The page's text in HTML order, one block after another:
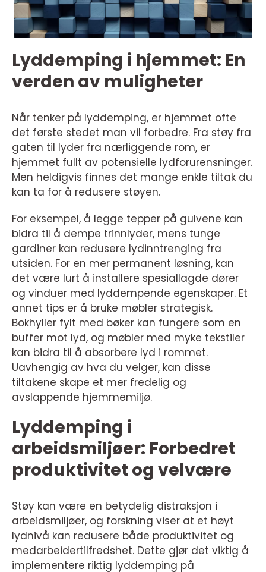
Lyddemping i hjemmet: En
verden av muligheter
Når tenker på lyddemping, er hjemmet ofte
det første stedet man vil forbedre. Fra støy fra
gaten til lyder fra nærliggende rom, er
hjemmet fullt av potensielle lydforurensninger.
Men heldigvis finnes det mange enkle tiltak du
kan ta for å redusere støyen.
For eksempel, å legge tepper på gulvene kan
bidra til å dempe trinnlyder, mens tunge
gardiner kan redusere lydinntrenging fra
utsiden. For en mer permanent løsning, kan
det være lurt å installere spesiallagde dører
og vinduer med lyddempende egenskaper. Et
annet tips er å bruke møbler strategisk.
Bokhyller fylt med bøker kan fungere som en
buffer mot lyd, og møbler med myke tekstiler
kan bidra til å absorbere lyd i rommet.
Uavhengig av hva du velger, kan disse
tiltakene skape et mer fredelig og
avslappende hjemmemiljø.
Lyddemping i
arbeidsmiljøer: Forbedret
produktivitet og velvære
Støy kan være en betydelig distraksjon i
arbeidsmiljøer, og forskning viser at et høyt
lydnivå kan redusere både produktivitet og
medarbeidertilfredshet. Dette gjør det viktig å
implementere riktig lyddemping på